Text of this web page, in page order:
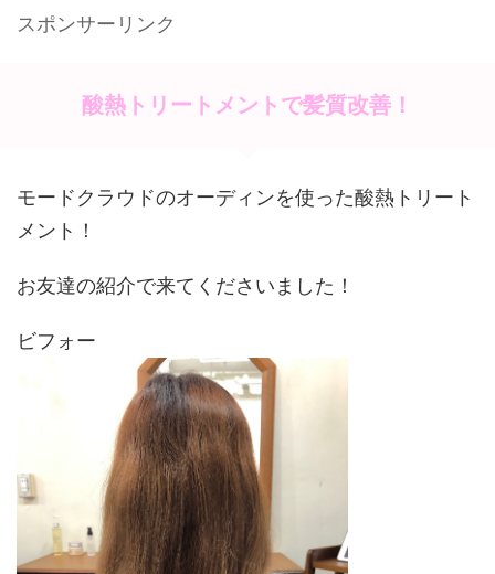
c
o
k
e itt
st
スポンサーリンク
酸熱トリートメントで髪質改善！
モードクラウドのオーディンを使った酸熱トリート
メント！
お友達の紹介で来てくださいました！
ビフォー